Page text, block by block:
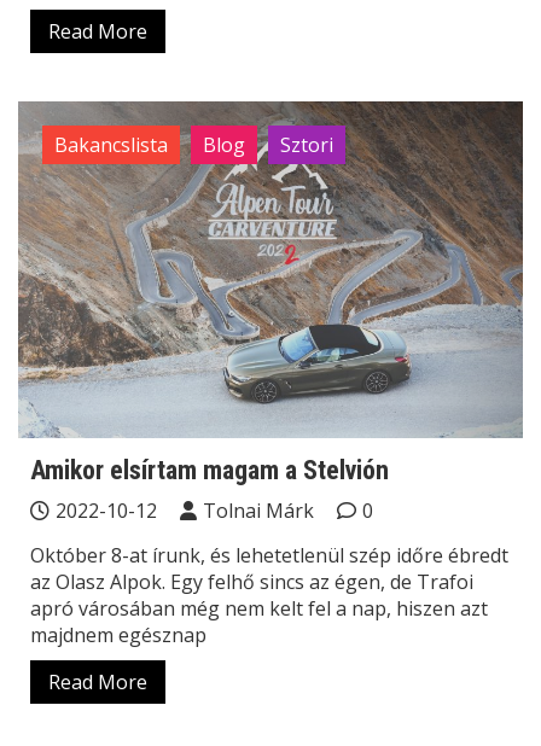
Read More
Bakancslista Blog Sztori
Amikor elsírtam magam a Stelvión
2022-10-12 Tolnai Márk
0
Október 8-at írunk, és lehetetlenül szép időre ébredt
az Olasz Alpok. Egy felhő sincs az égen, de Trafoi
apró városában még nem kelt fel a nap, hiszen azt
majdnem egésznap
Read More